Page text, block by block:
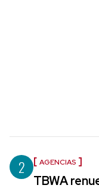
2 AGENCIAS
TBWA